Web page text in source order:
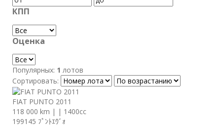
КПП
Оценка
Популярных: 1 лотов
Сортировать:
FIAT PUNTO 2011
118 000 km | | 1400cc
199145 ﾌﾟﾝﾄｴｳﾞｫ